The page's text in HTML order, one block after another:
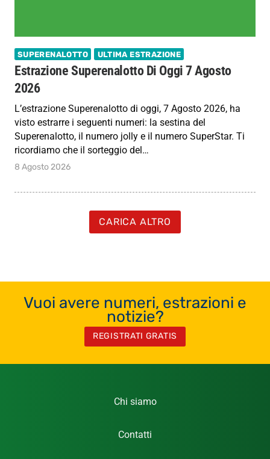
SUPERENALOTTO ULTIMA ESTRAZIONE
Estrazione Superenalotto Di Oggi 7 Agosto
2026
L’estrazione Superenalotto di oggi, 7 Agosto 2026, ha
visto estrarre i seguenti numeri: la sestina del
Superenalotto, il numero jolly e il numero SuperStar. Ti
ricordiamo che il sorteggio del…
8 Agosto 2026
CARICA ALTRO
Vuoi avere numeri, estrazioni e
notizie?
REGISTRATI GRATIS
Chi siamo
Contatti